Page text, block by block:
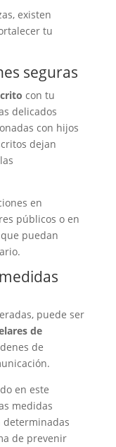
existen
tu
seguras
con tu
delicados
con hijos
dejan
en
públicos o en
puedan
puede ser
de
de
en este
medidas
determinadas
de prevenir